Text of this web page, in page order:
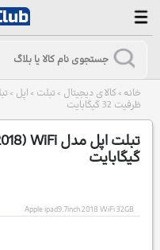
خانه > کالای دیجیتال > تبلت > اپل >
ظرفیت 32 گیگابایت
گیگابایت
Apple ipad9.7inch 2018 WiFi 32GB